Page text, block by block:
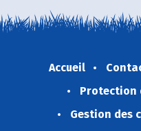
Accueil
Protection
Gestion des